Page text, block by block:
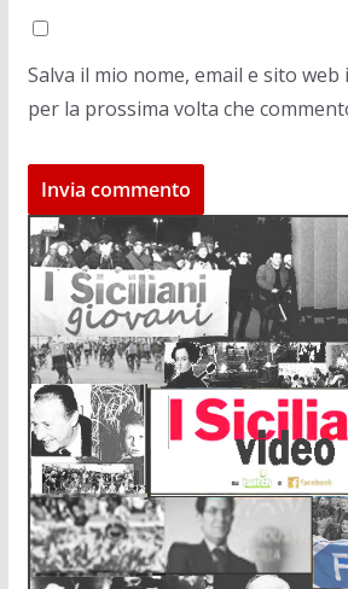
Salva il mio nome, email e sito
per la prossima volta che